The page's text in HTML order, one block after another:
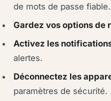
de mots de passe fiable.
Gardez vos options de
Activez les
alertes.
Déconnectez les
paramètres de sécurité.